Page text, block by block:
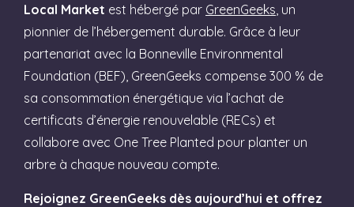
Local Market est hébergé par GreenGeeks , un
pionnier de l’hébergement durable. Grâce à leur
partenariat avec la Bonneville Environmental
Foundation (BEF), GreenGeeks compense 300 % de
sa consommation énergétique via l’achat de
certificats d’énergie renouvelable (RECs) et
collabore avec One Tree Planted pour planter un
arbre à chaque nouveau compte.
Rejoignez GreenGeeks dès aujourd’hui et offrez